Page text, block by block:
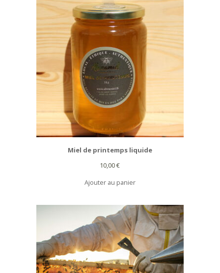
Miel de printemps liquide
10,00€
Ajouter au panier